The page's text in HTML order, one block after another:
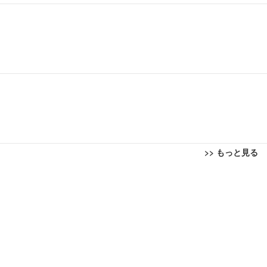
>> もっと見る
面昇降 強化ナイロン樹脂ベース 通気性メッシュ 在宅ワーク H-WY01